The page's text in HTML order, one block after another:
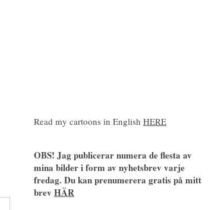
Read my cartoons in English HERE
OBS! Jag publicerar numera de flesta av
mina bilder i form av nyhetsbrev varje
fredag. Du kan prenumerera gratis på mitt
brev HÄR